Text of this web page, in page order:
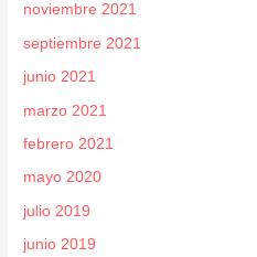
noviembre 2021
septiembre 2021
junio 2021
marzo 2021
febrero 2021
mayo 2020
julio 2019
junio 2019